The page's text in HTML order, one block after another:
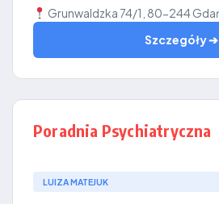
Grunwaldzka 74/1, 80-244
Szczegóły ➔
Poradnia Psychiatryczna
LUIZA MATEJUK